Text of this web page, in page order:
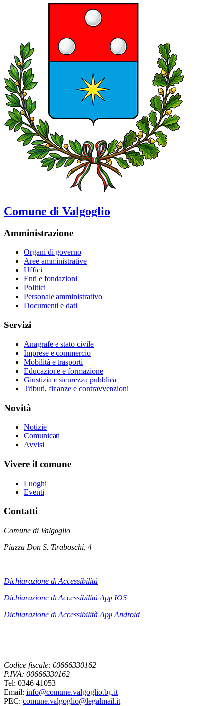
Comune di Valgoglio
Amministrazione
Organi di governo
Aree amministrative
Uffici
Enti e fondazioni
Politici
Personale amministrativo
Documenti e dati
Servizi
Anagrafe e stato civile
Imprese e commercio
Mobilità e trasporti
Educazione e formazione
Giustizia e sicurezza pubblica
Tributi, finanze e contravvenzioni
Novità
Notizie
Comunicati
Avvisi
Vivere il comune
Luoghi
Eventi
Contatti
Comune di Valgoglio
Piazza Don S. Tiraboschi, 4
Dichiarazione di Accessibilità
Dichiarazione di Accessibilità App IOS
Dichiarazione di Accessibilità App Android
Codice fiscale: 00666330162
P.IVA: 00666330162
Tel: 0346 41053
Email: info@comune.valgoglio.bg.it
PEC: comune.valgoglio@legalmail.it